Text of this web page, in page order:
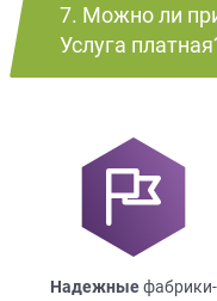
7. Можно ли
Услуга
Надежныефабрики-